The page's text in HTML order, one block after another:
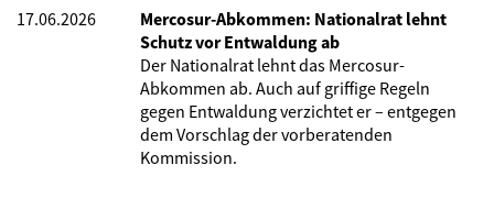
17.06.2026
Mercosur-Abkommen: Nationalrat lehnt
Schutz vor Entwaldung ab
Der Nationalrat lehnt das Mercosur-
Abkommen ab. Auch auf griffige Regeln
gegen Entwaldung verzichtet er – entgegen
dem Vorschlag der vorberatenden
Kommission.